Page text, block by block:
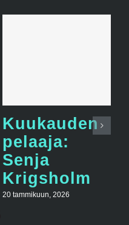
Kuukauden
pelaaja:
Senja
Krigsholm
20 tammikuun, 2026